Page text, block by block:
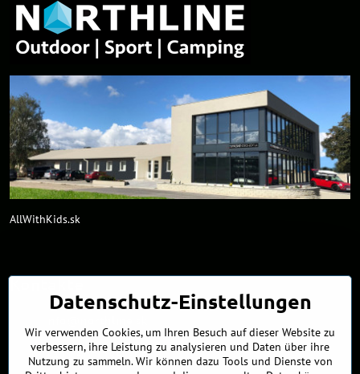
AllWithKids.sk
Kontakte
+421 902 255 255
Datenschutz-Einstellungen
Wir verwenden Cookies, um Ihren Besuch auf dieser Website zu
verbessern, ihre Leistung zu analysieren und Daten über ihre
Nutzung zu sammeln. Wir können dazu Tools und Dienste von